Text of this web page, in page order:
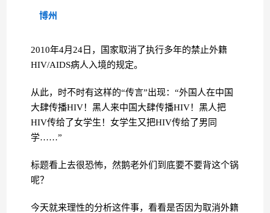
博州
2010年4月24日，国家取消了执行多年的禁止外籍
HIV/AIDS病人入境的规定。
从此，时不时有这样的“传言”出现：“外国人在中国
大肆传播HIV！黑人来中国大肆传播HIV！黑人把
HIV传给了女学生！女学生又把HIV传给了男同
学……”
标题看上去很恐怖，然鹅老外们到底要不要背这个锅
呢？
今天就来理性的分析这件事，看看是否因为取消外籍